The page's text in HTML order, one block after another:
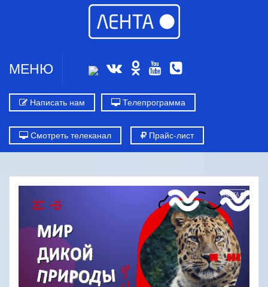
МЕНЮ
Написать нам Телепрограмма
Смотреть телеканал Прайс-лист